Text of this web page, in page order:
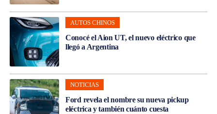
AUTOS CHINOS
Conocé el Aion UT, el nuevo eléctrico que
llegó a Argentina
NOTICIAS
Ford revela el nombre su nueva pickup
eléctrica y también cuánto cuesta